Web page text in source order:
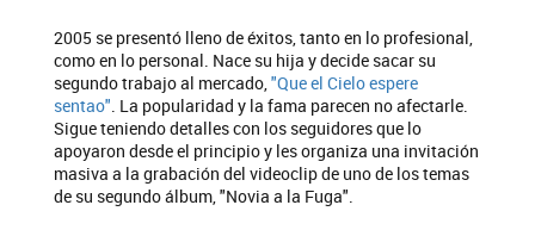
2005 se presentó lleno de éxitos, tanto en lo profesional,
como en lo personal. Nace su hija y decide sacar su
segundo trabajo al mercado,"Que el Cielo espere
sentao". La popularidad y la fama parecen no afectarle.
Sigue teniendo detalles con los seguidores que lo
apoyaron desde el principio y les organiza una invitación
masiva a la grabación del videoclip de uno de los temas
de su segundo álbum, "Novia a la Fuga".